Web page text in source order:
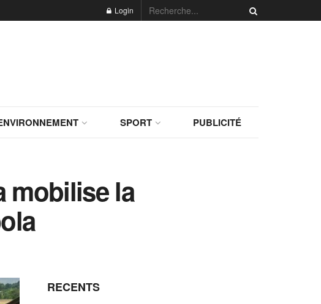
Login
SPORT PUBLICITÉ
mobilise la
RECENTS